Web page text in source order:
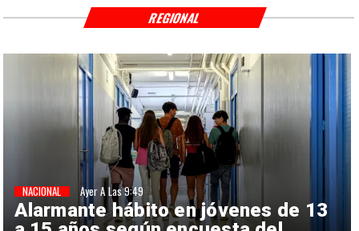
Alarmante hábito en jóvenes de 13
NACIONAL Ayer A Las 9:49
REGIONAL